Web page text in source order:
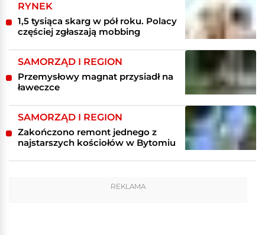
RYNEK
1,5 tysiąca skarg w pół roku. Polacy
częściej zgłaszają mobbing
SAMORZĄD I REGION
Przemysłowy magnat przysiadł na
ławeczce
SAMORZĄD I REGION
Zakończono remont jednego z
najstarszych kościołów w Bytomiu
REKLAMA